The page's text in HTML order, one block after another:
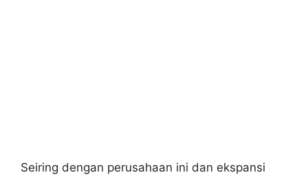
Seiring dengan perusahaan ini dan ekspansi